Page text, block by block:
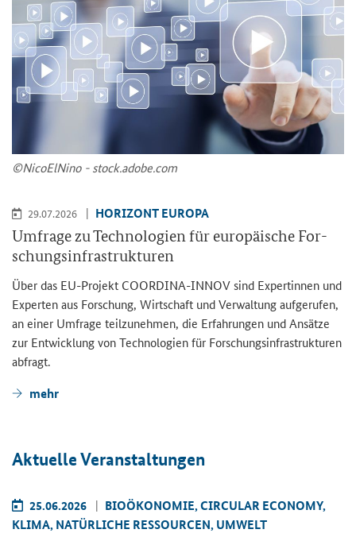
©Ni­co­ElNi­no - stock.adobe.com
29.07.2026 HO­RI­ZONT EU­RO­PA
Um­fra­ge zu Tech­no­lo­gien für eu­ro­päi­sche For­
schungs­in­fra­struk­tu­ren
Über das EU-​Projekt COORDINA-​INNOV sind Ex­per­tin­nen und
Ex­per­ten aus For­schung, Wirt­schaft und Ver­wal­tung auf­ge­ru­fen,
an einer Um­fra­ge teil­zu­neh­men, die Er­fah­run­gen und An­sät­ze
zur Ent­wick­lung von Tech­no­lo­gien für For­schungs­in­fra­struk­tu­ren
ab­fragt.
mehr
Ak­tu­el­le Ver­an­stal­tun­gen
25.06.2026
BIO­ÖKO­NO­MIE, CIR­CU­LAR ECO­NO­MY,
KLIMA, NA­TÜR­LI­CHE RES­SOUR­CEN, UM­WELT